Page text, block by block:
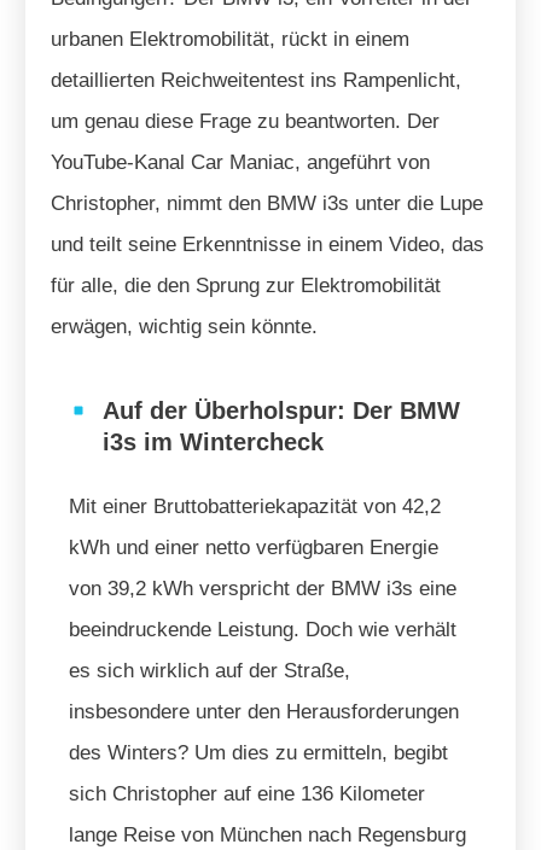
urbanen Elektromobilität, rückt in einem
detaillierten Reichweitentest ins Rampenlicht,
um genau diese Frage zu beantworten. Der
YouTube-Kanal Car Maniac, angeführt von
Christopher, nimmt den BMW i3s unter die Lupe
und teilt seine Erkenntnisse in einem Video, das
für alle, die den Sprung zur Elektromobilität
erwägen, wichtig sein könnte.
Auf der Überholspur: Der BMW
i3s im Wintercheck
Mit einer Bruttobatteriekapazität von 42,2
kWh und einer netto verfügbaren Energie
von 39,2 kWh verspricht der BMW i3s eine
beeindruckende Leistung. Doch wie verhält
es sich wirklich auf der Straße,
insbesondere unter den Herausforderungen
des Winters? Um dies zu ermitteln, begibt
sich Christopher auf eine 136 Kilometer
lange Reise von München nach Regensburg